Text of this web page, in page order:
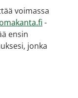
voimassa
omakanta.fi -
ensin
jonka